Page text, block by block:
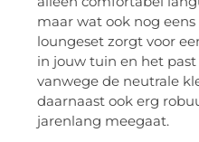
maar wat ook nog
loungeset zorgt voor
in jouw tuin en het
vanwege de neutrale
daarnaast ook erg
jarenlang meegaat.